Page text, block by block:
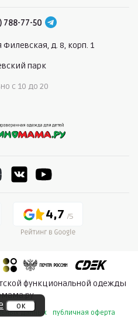
788-77-50
Филевская, д. 8, корп. 1
парк
c 10 до 20
4,7
функциональной одежды
данных публичная оферта
ок